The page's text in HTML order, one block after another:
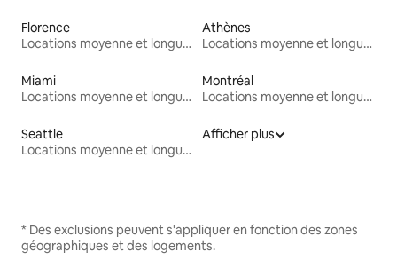
Florence
Locations moyenne et longue durée
Athènes
Locations moyenne et longue durée
Miami
Locations moyenne et longue durée
Montréal
Locations moyenne et longue durée
Seattle
Locations moyenne et longue durée
Afficher plus
* Des exclusions peuvent s'appliquer en fonction des zones
géographiques et des logements.